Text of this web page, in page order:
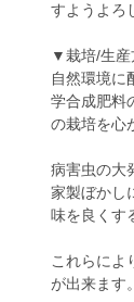
すようよろ
▼栽培/生産
自然環境に
学合成肥料
の栽培を心
病害虫の大
家製ぼかし
味を良くす
これらによ
が出来ます。